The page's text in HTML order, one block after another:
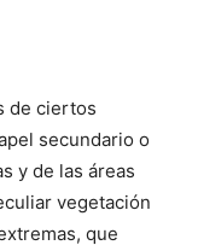
de ciertos
secundario o
y de las áreas
vegetación
que